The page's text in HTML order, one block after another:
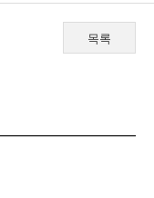
목록